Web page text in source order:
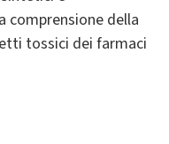
comprensione della
tossici dei farmaci